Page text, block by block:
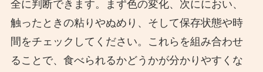
全に判断できます。まず色の変化、次ににおい、
触ったときの粘りやぬめり、そして保存状態や時
間をチェックしてください。これらを組み合わせ
ることで、食べられるかどうかが分かりやすくな